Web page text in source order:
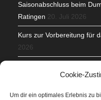
Cookie-
Um dir ein optimales Erlebnis zu
Saisonabschluss beim
Ratingen 20. Juli 2026
Kurs zur Vorbereitung für
2026